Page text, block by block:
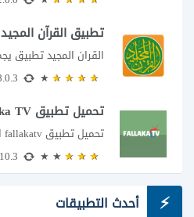
تطبيق القرآن المجيد
تحميل تطبيق Fallaka TV
تحميل تطبيق fallakatv اخر اصدار
أحدث التطبيقات